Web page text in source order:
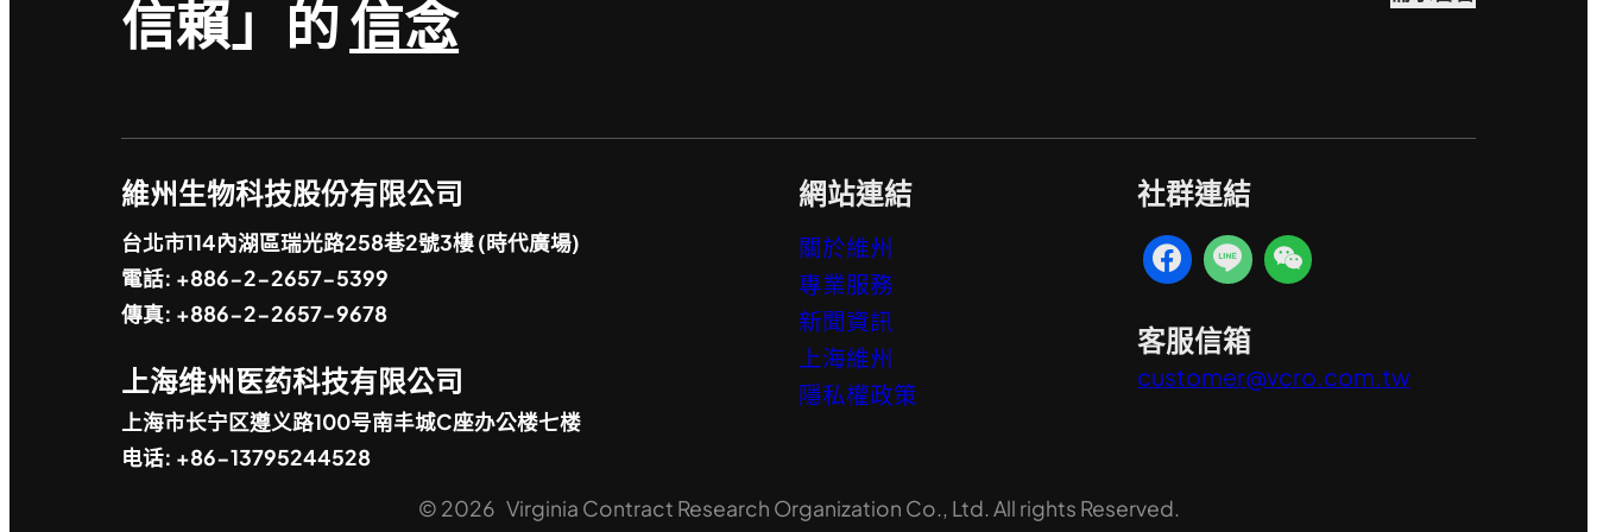
信賴」的信念
維州生物科技股份有限公司
台北市114內湖區瑞光路258巷2號3樓 (時代廣場)
電話: +886-2-2657-5399
傳真: +886-2-2657-9678
上海维州医药科技有限公司
上海市长宁区遵义路100号南丰城C座办公楼七楼
电话: +86-13795244528
網站連結
關於維州
專業服務
新聞資訊
上海維州
隱私權政策
社群連結
客服信箱
customer@vcro.com.tw
© 2026 Virginia Contract Research Organization Co., Ltd. All rights Reserved.